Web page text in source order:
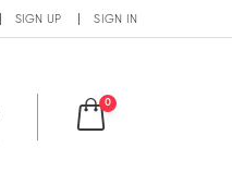
SIGN UP SIGN IN
0